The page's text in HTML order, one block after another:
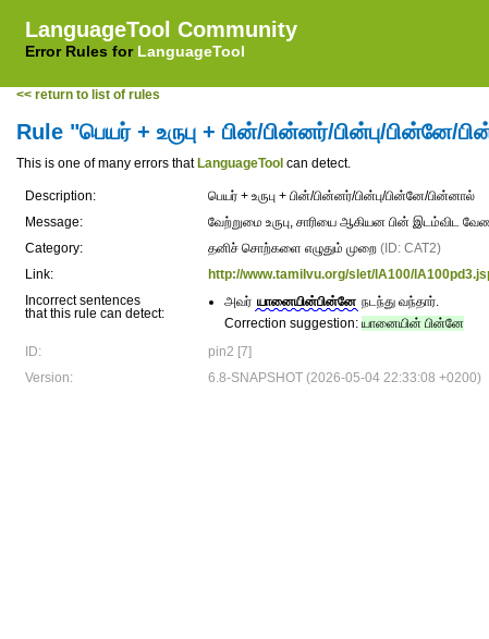
LanguageTool Community
Error Rules for LanguageTool
<< return to list of rules
Rule "பெயர் + உருபு + பின்/பின்னர்/பின்பு/பின்னே/
This is one of many errors that LanguageTool can detect.
Description:
பெயர் + உருபு + பின்/பின்னர்/பின்பு/பின்னே/பின்னால்
Message:
வேற்றுமை உருபு, சாரியை ஆகியன பின் இடம்விட
Category:
தனிச் சொற்களை எழுதும் முறை (ID: CAT2)
Link:
http://www.tamilvu.org/slet/lA100/
Incorrect sentences
that this rule can detect:
அவர் யானையின்பின்னே நடந்து வந்தார்.
Correction suggestion: யானையின் பின்னே
ID:
pin2 [7]
Version:
6.8-SNAPSHOT (2026-05-04 22:33:08 +0200)